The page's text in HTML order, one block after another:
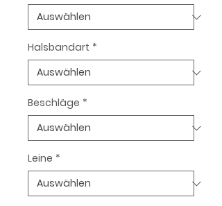
Halsbandart *
Beschläge *
Leine *